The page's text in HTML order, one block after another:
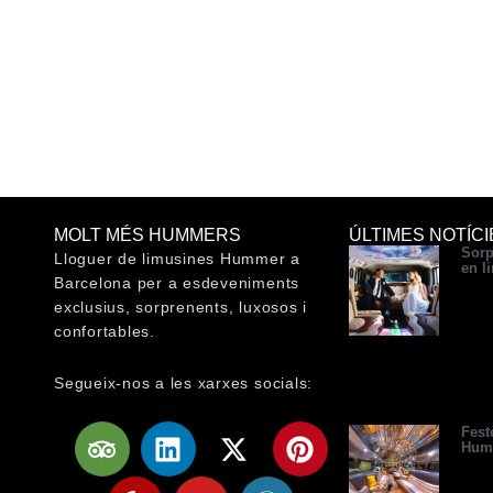
MOLT MÉS HUMMERS
Lloguer de limusines Hummer a
Barcelona per a esdeveniments
exclusius, sorprenents, luxosos i
confortables.
Segueix-nos a les xarxes socials:
T
r
L
i
X
-
P
i
Y
e
W
o
ÚLTIMES
en